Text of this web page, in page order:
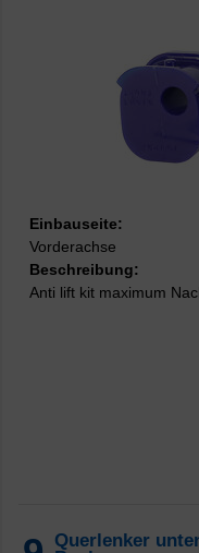
Einbauseite:
Vorderachse
Beschreibung:
Anti lift kit maximum
Querlenker